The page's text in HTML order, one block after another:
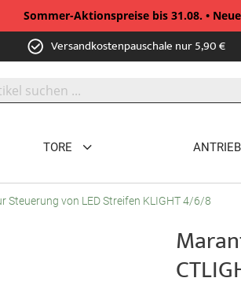
Sommer-Aktionspreise bis 31.08. •
Versandkostenpauschale nur 5,90 €
TORE
Steuerung von LED Streifen KLIGHT 4/6/8